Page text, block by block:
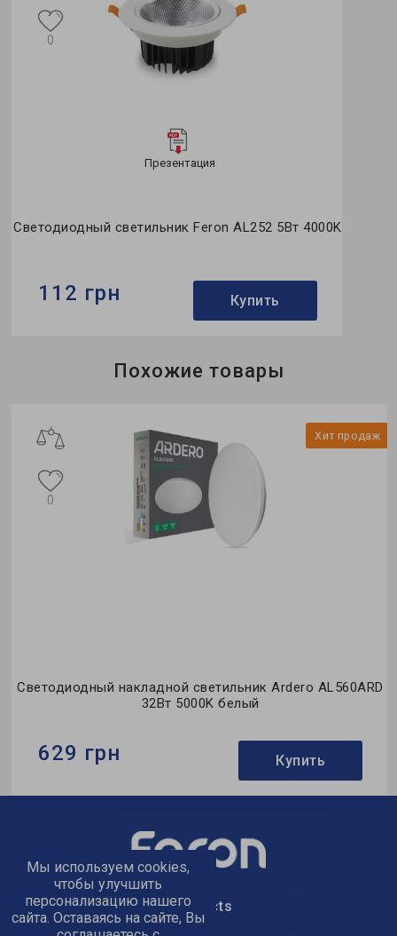
Презентация
Светодиодный светильник Feron AL252 5Вт 4000K
0
112 грн Купить
Похожие товары
Хит продаж
Светодиодный накладной светильник Ardero AL560ARD
32Вт 5000K белый
0
629 грн Купить
Тип светильника:накладной
Тип источника света:LED
text_kontacts
Мы используем cookies,
чтобы улучшить
персонализацию нашего
сайта. Оставаясь на сайте, Вы